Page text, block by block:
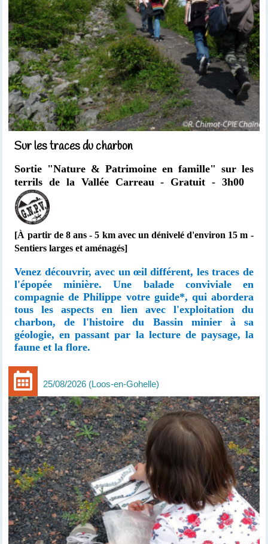
Sur les traces du charbon
Sortie "Nature & Patrimoine en famille" sur les
terrils de la Vallée Carreau - Gratuit - 3h00
[À partir de 8 ans - 5 km avec un dénivelé d'environ 15 m -
Sentiers larges et aménagés]
Venez découvrir, avec un œil différent, les traces de
l'épopée minière. Une balade conviviale en
compagnie de Philippe votre guide*, qui abordera
tous les aspects en lien avec l'exploitation du
charbon, de l'histoire du Bassin minier à sa
géologie, en passant par la lecture de paysage, la
faune et la flore.
25/08/2026 Loos-en-Gohelle